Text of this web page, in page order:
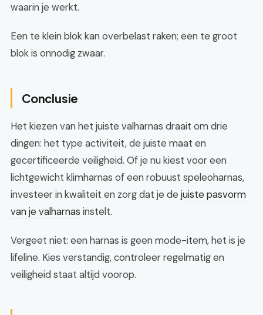
waarin je werkt.
Een te klein blok kan overbelast raken; een te groot
blok is onnodig zwaar.
Conclusie
Het kiezen van het juiste valharnas draait om drie
dingen: het type activiteit, de juiste maat en
gecertificeerde veiligheid. Of je nu kiest voor een
lichtgewicht klimharnas of een robuust speleoharnas,
investeer in kwaliteit en zorg dat je de juiste pasvorm
van je valharnas instelt.
Vergeet niet: een harnas is geen mode-item, het is je
lifeline. Kies verstandig, controleer regelmatig en
veiligheid staat altijd voorop.